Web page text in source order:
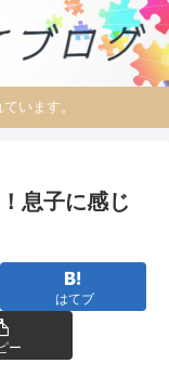
います。
息子に感じ
はてブ
ー